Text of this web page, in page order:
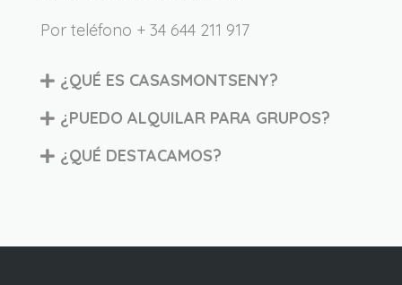
Por teléfono + 34 644 211 917
¿QUÉ ES CASASMONTSENY?
¿PUEDO ALQUILAR PARA GRUPOS?
¿QUÉ DESTACAMOS?